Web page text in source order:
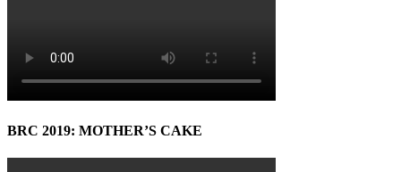
BRC 2019: MOTHER’S CAKE